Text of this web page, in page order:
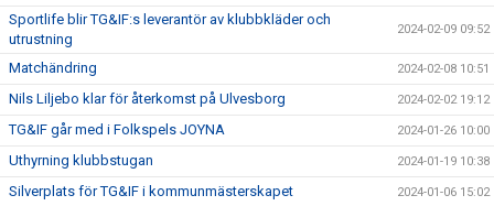
Sportlife blir TG&IF:s leverantör av klubbkläder och
utrustning
2024-02-09 09:52
Matchändring 2024-02-08 10:51
Nils Liljebo klar för återkomst på Ulvesborg 2024-02-02 19:12
TG&IF går med i Folkspels JOYNA 2024-01-26 10:00
Uthyrning klubbstugan 2024-01-19 10:38
Silverplats för TG&IF i kommunmästerskapet 2024-01-06 15:02